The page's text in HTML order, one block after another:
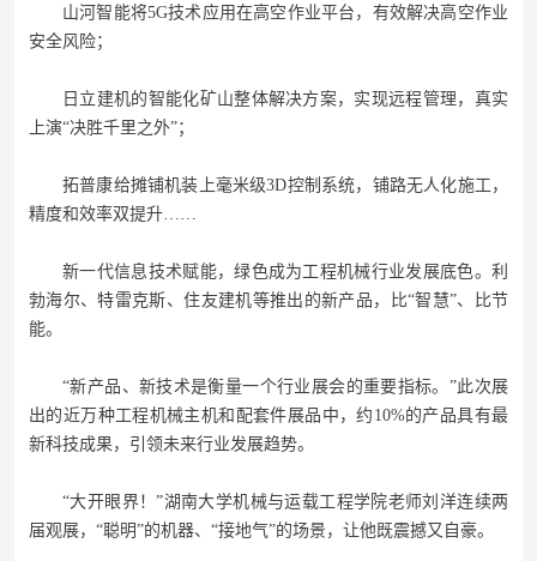
山河智能将5G技术应用在高空作业平台，有效解决高空作业
安全风险；
日立建机的智能化矿山整体解决方案，实现远程管理，真实
上演“决胜千里之外”；
拓普康给摊铺机装上毫米级3D控制系统，铺路无人化施工，
精度和效率双提升……
新一代信息技术赋能，绿色成为工程机械行业发展底色。利
勃海尔、特雷克斯、住友建机等推出的新产品，比“智慧”、比节
能。
“新产品、新技术是衡量一个行业展会的重要指标。”此次展
出的近万种工程机械主机和配套件展品中，约10%的产品具有最
新科技成果，引领未来行业发展趋势。
“大开眼界！”湖南大学机械与运载工程学院老师刘洋连续两
届观展，“聪明”的机器、“接地气”的场景，让他既震撼又自豪。